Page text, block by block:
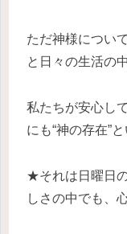
ただ神様につい
と日々の生活の
私たちが安心し
にも“神の存在”
★それは日曜日
しさの中でも、